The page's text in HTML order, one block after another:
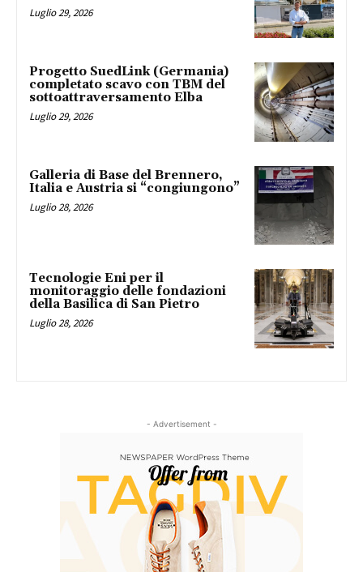
Luglio 29, 2026
Progetto SuedLink (Germania)
completato scavo con TBM del
sottoattraversamento Elba
Luglio 29, 2026
Galleria di Base del Brennero,
Italia e Austria si “congiungono”
Luglio 28, 2026
Tecnologie Eni per il
monitoraggio delle fondazioni
della Basilica di San Pietro
Luglio 28, 2026
- Advertisement -